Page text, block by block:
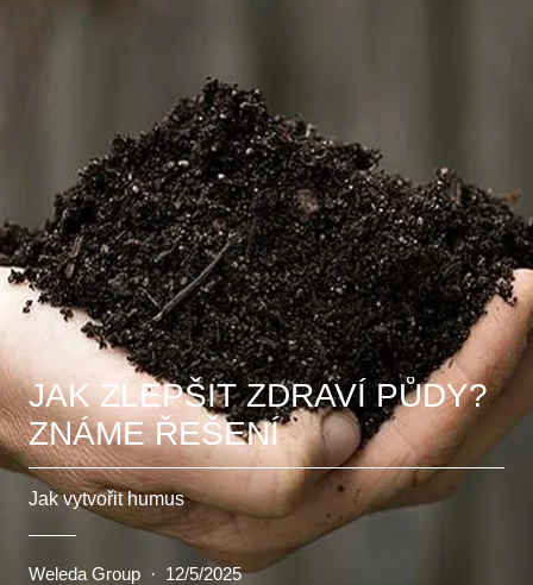
JAK ZLEPŠIT ZDRAVÍ PŮDY?
ZNÁME ŘEŠENÍ
Jak vytvořit humus
Weleda Group · 12/5/2025